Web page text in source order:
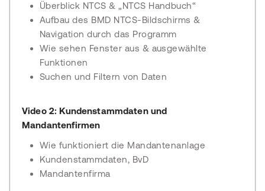
Überblick NTCS & „NTCS Handbuch“
Aufbau des BMD NTCS-Bildschirms &
Navigation durch das Programm
Wie sehen Fenster aus & ausgewählte
Funktionen
Suchen und Filtern von Daten
Video 2: Kundenstammdaten und
Mandantenfirmen
Wie funktioniert die Mandantenanlage
Kundenstammdaten, BvD
Mandantenfirma